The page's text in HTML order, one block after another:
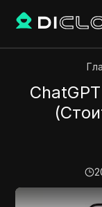
Play Video: